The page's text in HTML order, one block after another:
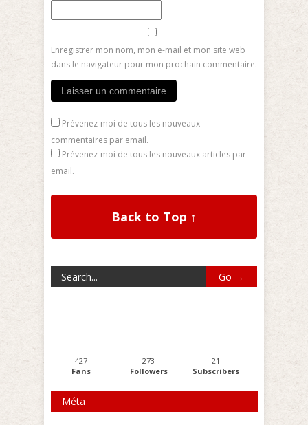
Enregistrer mon nom, mon e-mail et mon site web
dans le navigateur pour mon prochain commentaire.
Prévenez-moi de tous les nouveaux
commentaires par email.
Prévenez-moi de tous les nouveaux articles par
email.
Back to Top ↑
427
Fans
273
Followers
21
Subscribers
Méta